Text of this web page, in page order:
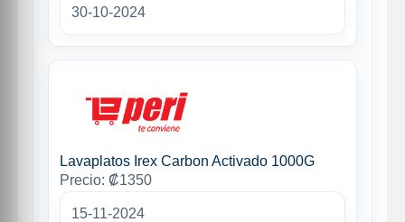
30-10-2024
Lavaplatos Irex Carbon Activado 1000G
Precio: ₡1350
15-11-2024